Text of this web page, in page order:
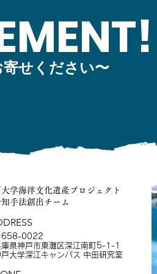
せください〜
学海洋文化遺産プロジェクト
手法創出チーム
658-0022
庫県神戸市東灘区深江南町5-1-1
戸大学深江キャンパス 中田研究室